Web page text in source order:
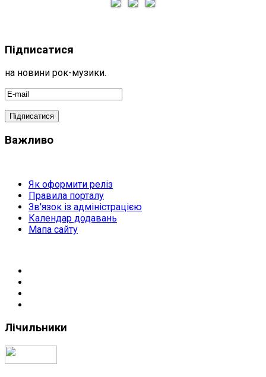
Підписатися
на новини рок-музики.
Важливо
Як оформити реліз
Правила порталу
Зв'язок із адміністрацією
Календар додавань
Мапа сайту
Лічильники